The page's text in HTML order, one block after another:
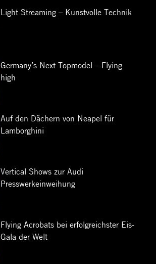
Light Streaming – Kunstvolle Technik
Germany’s Next Topmodel – Flying
high
Auf den Dächern von Neapel für
Lamborghini
Vertical Shows zur Audi
Presswerkeinweihung
Flying Acrobats bei erfolgreichster Eis-
Gala der Welt